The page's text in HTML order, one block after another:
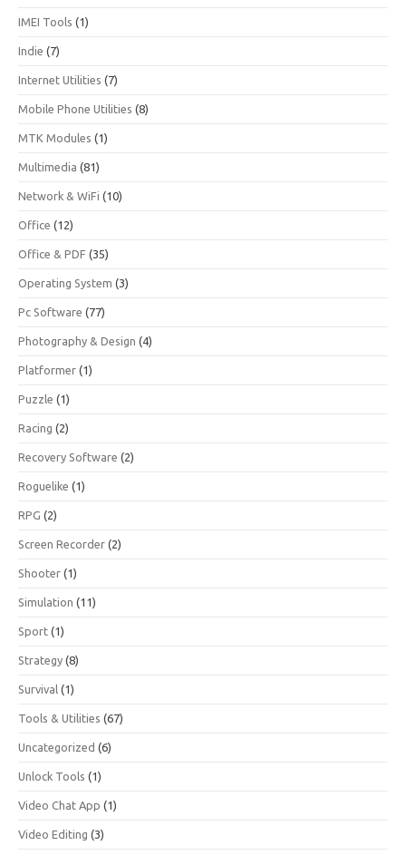
IMEI Tools (1)
Indie (7)
Internet Utilities (7)
Mobile Phone Utilities (8)
MTK Modules (1)
Multimedia (81)
Network & WiFi (10)
Office (12)
Office & PDF (35)
Operating System (3)
Pc Software (77)
Photography & Design (4)
Platformer (1)
Puzzle (1)
Racing (2)
Recovery Software (2)
Roguelike (1)
RPG (2)
Screen Recorder (2)
Shooter (1)
Simulation (11)
Sport (1)
Strategy (8)
Survival (1)
Tools & Utilities (67)
Uncategorized (6)
Unlock Tools (1)
Video Chat App (1)
Video Editing (3)